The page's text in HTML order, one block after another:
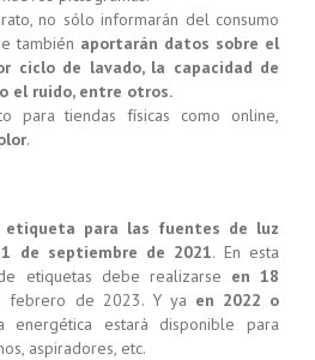
no sólo informarán del consumo
también aportarán datos sobre el
ciclo de lavado, la capacidad de
el ruido, entre otros.
para tiendas físicas como online,
.
etiqueta para las fuentes de luz
de septiembre de 2021. En esta
etiquetas debe realizarse en 18
febrero de 2023. Y ya en 2022 o
energética estará disponible para
aspiradores, etc.